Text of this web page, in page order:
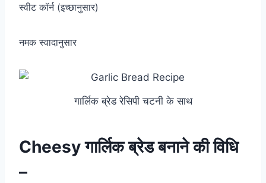
स्वीट कॉर्न (इच्छानुसार)
नमक स्वादानुसार
गार्लिक ब्रेड रेसिपी चटनी के साथ
Cheesy गार्लिक ब्रेड बनाने की विधि
–